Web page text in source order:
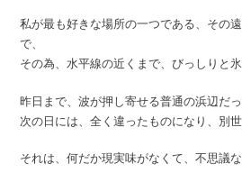
私が最も好きな場所の一つである、その
で、
その為、水平線の近くまで、びっしりと氷
昨日まで、波が押し寄せる普通の浜辺だっ
次の日には、全く違ったものになり、別
それは、何だか現実味がなくて、不思議